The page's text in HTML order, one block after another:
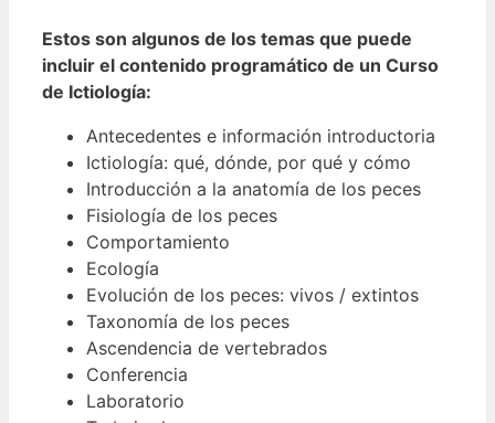
Estos son algunos de los temas que puede
incluir el contenido programático de un Curso
de Ictiología:
Antecedentes e información introductoria
Ictiología: qué, dónde, por qué y cómo
Introducción a la anatomía de los peces
Fisiología de los peces
Comportamiento
Ecología
Evolución de los peces: vivos / extintos
Taxonomía de los peces
Ascendencia de vertebrados
Conferencia
Laboratorio